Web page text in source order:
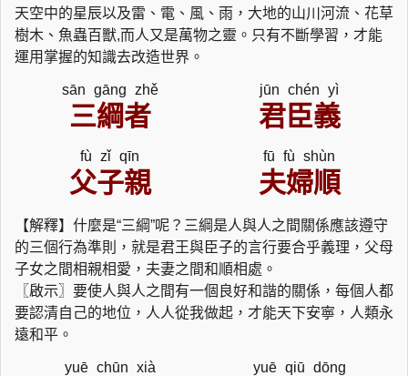
天空中的星辰以及雷、電、風、雨，大地的山川河流、花草
樹木、魚蟲百獸,而人又是萬物之靈。只有不斷學習，才能
運用掌握的知識去改造世界。
sān gāng zhě jūn chén yì
三綱者 君臣義
fù zǐ qīn fū fù shùn
父子親 夫婦順
【解釋】什麼是“三綱”呢？三綱是人與人之間關係應該遵守
的三個行為準則，就是君王與臣子的言行要合乎義理，父母
子女之間相親相愛，夫妻之間和順相處。
〖啟示〗要使人與人之間有一個良好和諧的關係，每個人都
要認清自己的地位，人人從我做起，才能天下安寧，人類永
遠和平。
yuē chūn xià yuē qiū dōng